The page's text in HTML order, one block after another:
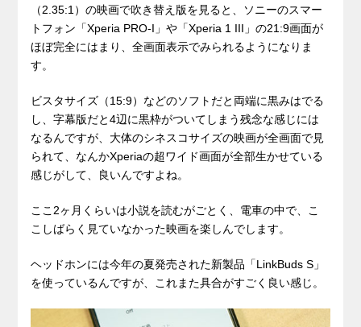
（2.35:1）の映画で吹き替え版を見ると、ソニーのスマー
トフォン「Xperia PRO-I」や「Xperia 1 III」の21:9画面が
ほぼ完全にはまり、全画面表示でみられるようになりま
す。
ビスタサイズ（15:9）などのソフトだと両端に黒みはでる
し、字幕版だと4辺に黒枠がついてしまう残念な感じには
なるんですが、大体のシネスコサイズの映画が全画面で見
られて、なんかXperiaの超ワイド画面が全部生かせている
感じがして、良いんですよね。
ここ2ヶ月くらいは小説を読むがごとく、電車の中で、こ
こしばらく見ていなかった映画を楽しんでします。
ヘッドホンには今年の夏発売された新製品「LinkBuds S」
を使っているんですが、これまた具合がすごく良い感じ。